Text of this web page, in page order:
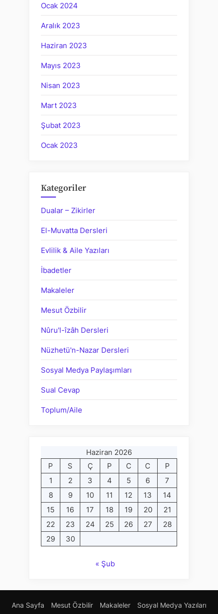
Ocak 2024
Aralık 2023
Haziran 2023
Mayıs 2023
Nisan 2023
Mart 2023
Şubat 2023
Ocak 2023
Kategoriler
Dualar – Zikirler
El-Muvatta Dersleri
Evlilik & Aile Yazıları
İbadetler
Makaleler
Mesut Özbilir
Nûru'l-îzâh Dersleri
Nüzhetü'n-Nazar Dersleri
Sosyal Medya Paylaşımları
Sual Cevap
Toplum/Aile
Haziran 2026
P
S Ç P C C
P
1
2 3 4 5 6
7
8
9 10 11 12 13
14
15
16 17 18 19 20
21
22
23 24 25 26 27
28
29
30
« Şub
Ana Sayfa Mesut Özbilir Makaleler Sosyal Medya Yazıları